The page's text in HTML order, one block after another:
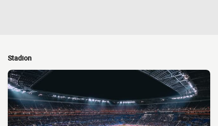
Stadion